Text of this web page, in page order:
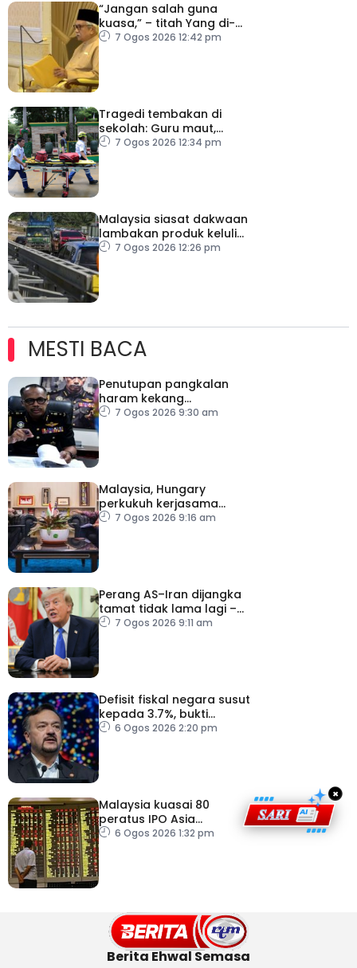
“Jangan salah guna
kuasa,” – titah Yang di-
Pertuan Besar Negeri
7 Ogos 2026 12:42 pm
Tragedi tembakan di
sekolah: Guru maut,
pelajar bunuh diri
7 Ogos 2026 12:34 pm
Malaysia siasat dakwaan
lambakan produk keluli
dari China, Taiwan dan
7 Ogos 2026 12:26 pm
MESTI BACA
Penutupan pangkalan
haram kekang
penyeludupan di
7 Ogos 2026 9:30 am
Malaysia, Hungary
perkukuh kerjasama
sektor pertanian
7 Ogos 2026 9:16 am
Perang AS–Iran dijangka
tamat tidak lama lagi –
Trump
7 Ogos 2026 9:11 am
Defisit fiskal negara susut
kepada 3.7%, bukti
keyakinan pelabur masih
6 Ogos 2026 2:20 pm
Malaysia kuasai 80
peratus IPO Asia
Tenggara, kumpul AS$1.4
6 Ogos 2026 1:32 pm
×
Berita Ehwal Semasa